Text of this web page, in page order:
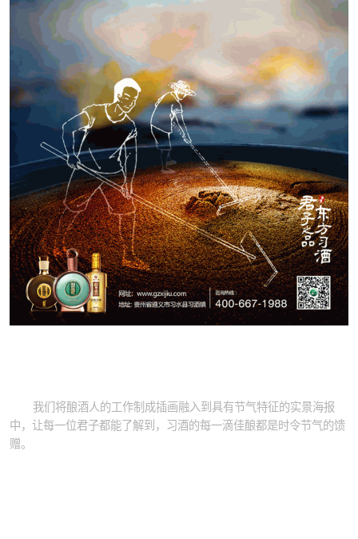
我们将酿酒人的工作制成插画融入到具有节气特征的实景海报
中，让每一位君子都能了解到，习酒的每一滴佳酿都是时令节气的馈
赠。